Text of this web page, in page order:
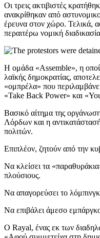
Οι τρεις ακτιβιστές
ανακρίθηκαν από
έρευνα στον χώρο. Τελικά,
περαιτέρω νομική
Η ομάδα «Assemble», η
λαϊκής δημοκρατίας,
«ομπρέλα» που
«Take Back Power» και
Βασικό αίτημα της
Λόρδων και η
πολιτών.
Επιπλέον, ζητούν από την
Να κλείσει τα
πλούσιους.
Να απαγορεύσει το
Να επιβάλει άμεσο
Ο Rayal, ένας εκ των